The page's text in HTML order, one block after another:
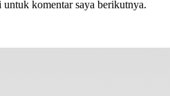
untuk komentar saya berikutnya.